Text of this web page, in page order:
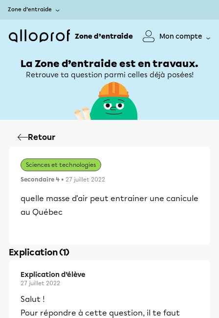
Zone d’entraide
Zone d’entraide Mon compte
La Zone d’entraide est en travaux.
Retrouve ta question parmi celles déjà posées!
Retour
Sciences et technologies
Secondaire 4 • 27 juillet 2022
quelle masse d'air peut entrainer une canicule
au Québec
Explication (1)
Explication d’élève
27 juillet 2022
Salut !
Pour répondre à cette question, il te faut